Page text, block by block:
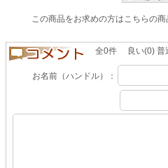
この商品をお求めの方はこちらの商
全0件 良い(0) 普
お名前（ハンドル）：